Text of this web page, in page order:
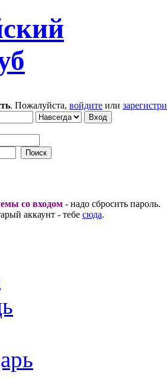
. Пожалуйста, войдите или
со входом - надо сбросить пароль.
аккаунт - тебе сюда.